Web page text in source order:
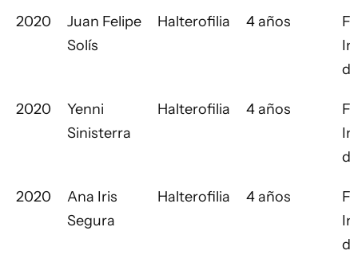
2020
Juan Felipe
Solís
Halterofilia 4 años
2020
Yenni
Sinisterra
Halterofilia 4 años
2020
Ana Iris
Segura
Halterofilia 4 años